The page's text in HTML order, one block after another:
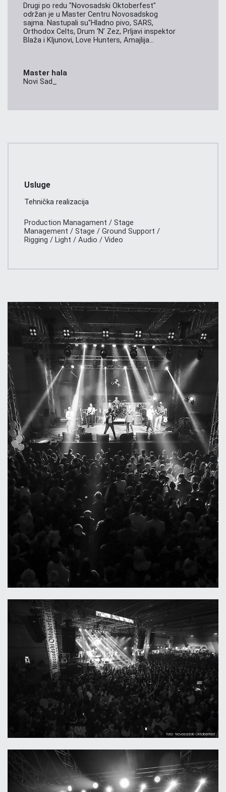
Drugi po redu "Novosadski Oktoberfest"
održan je u Master Centru Novosadskog
sajma. Nastupali su"Hladno pivo, SARS,
Orthodox Celts, Drum ‘N’ Zez, Prljavi inspektor
Blaža i Kljunovi, Love Hunters, Amajlija...
Master hala
Novi Sad_
Usluge
Tehnička realizacija
Production Managament / Stage
Management / Stage / Ground Support /
Rigging / Light / Audio / Video